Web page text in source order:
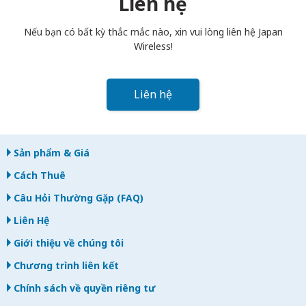
bạn trả muộn, bạn sẽ bị tính phí.
Nếu bạn có bất kỳ thắc mắc nào, xin vui lòng liên hệ Japan
Wireless!
Liên hệ
Sản phẩm & Giá
Cách Thuê
Câu Hỏi Thường Gặp (FAQ)
Liên Hệ
Giới thiệu về chúng tôi
Chương trình liên kết
Chính sách về quyền riêng tư